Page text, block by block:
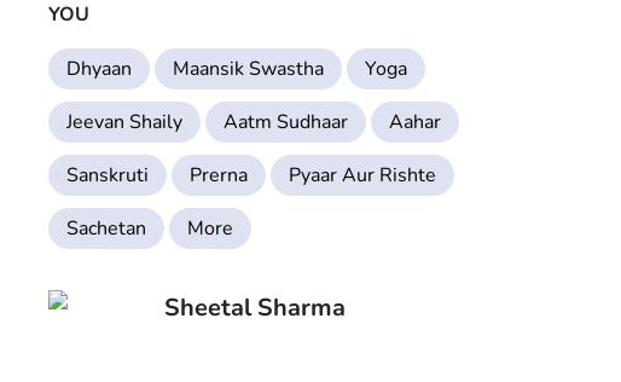
YOU
Dhyaan Maansik Swastha
Yoga
Jeevan Shaily
Aatm Sudhaar
Aahar
Sanskruti
Prerna
Pyaar Aur Rishte
Sachetan
More
Sheetal Sharma